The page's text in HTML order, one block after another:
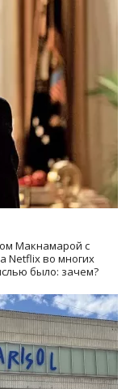
Макнамарой с
Netflix во многих
было: зачем?